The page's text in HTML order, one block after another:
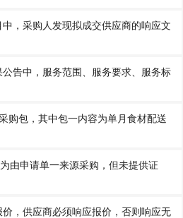
，采购人发现拟成交供应商的响应文
告中，服务范围、服务要求、服务标
购包，其中包一内容为单月食材配送
由申请单一来源采购，但未提供证
，供应商必须响应报价，否则响应无